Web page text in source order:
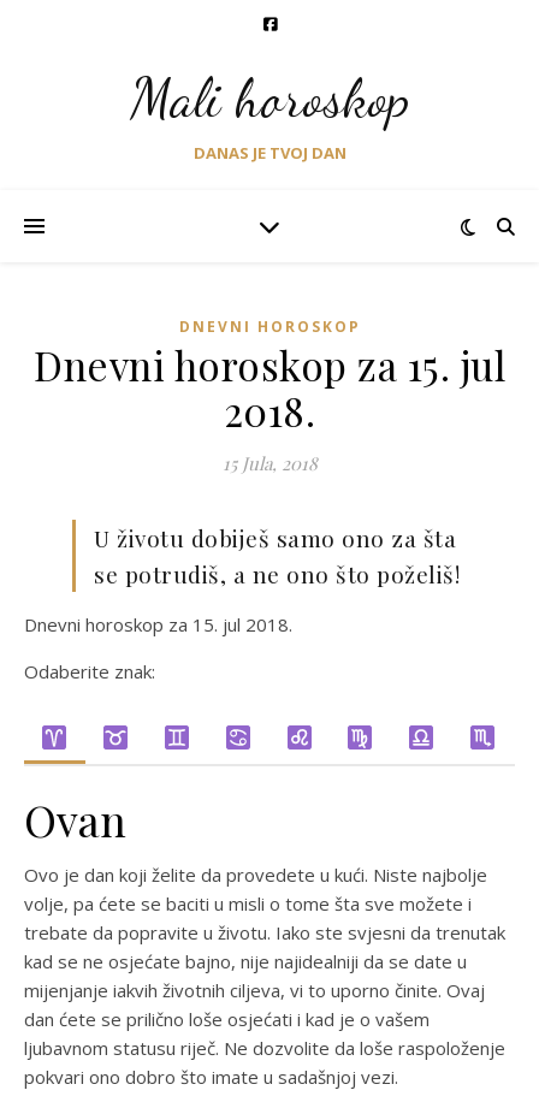
Mali horoskop
DANAS JE TVOJ DAN
DNEVNI HOROSKOP
Dnevni horoskop za 15. jul
2018.
15 Jula, 2018
U životu dobiješ samo ono za šta
se potrudiš, a ne ono što poželiš!
Dnevni horoskop za 15. jul 2018.
Odaberite znak:
Ovan
Ovo je dan koji želite da provedete u kući. Niste najbolje
volje, pa ćete se baciti u misli o tome šta sve možete i
trebate da popravite u životu. Iako ste svjesni da trenutak
kad se ne osjećate bajno, nije najidealniji da se date u
mijenjanje iakvih životnih ciljeva, vi to uporno činite. Ovaj
dan ćete se prilično loše osjećati i kad je o vašem
ljubavnom statusu riječ. Ne dozvolite da loše raspoloženje
pokvari ono dobro što imate u sadašnjoj vezi.